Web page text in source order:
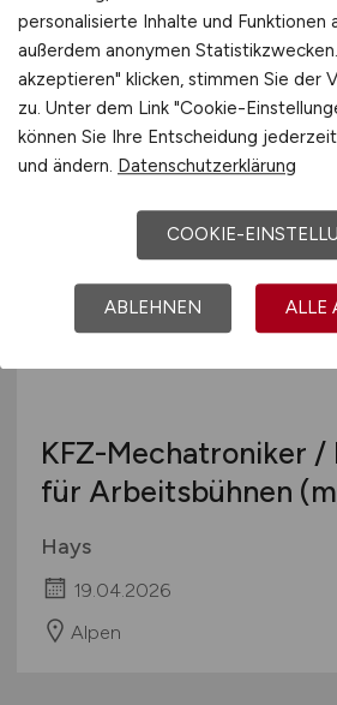
(m/w/d)
Hays
25.04.2026
Duisburg
KFZ-Mechatroniker /
für Arbeitsbühnen
Hays
19.04.2026
Alpen
personalisierte Inhalte und Funktionen
außerdem anonymen
akzeptieren" klicken, stimmen Sie der
zu. Unter dem Link "Cookie-
können Sie Ihre Entscheidung
und ändern. Datenschutzerklärung
COOKIE-
ABLEHNEN ALLE